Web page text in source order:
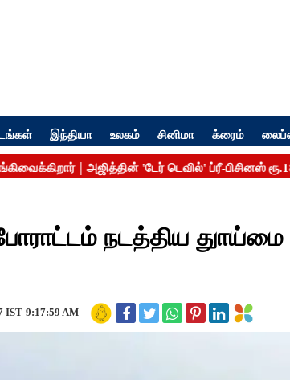
இந்தியா உலகம் சினிமா க்ரைம்
நடத்திய
IST 9:17:59 AM